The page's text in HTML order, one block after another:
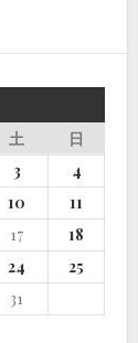
土
日
3
4
10
11
17
18
24
25
31